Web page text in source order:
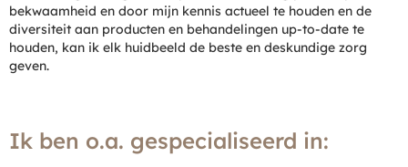
bekwaamheid en door mijn kennis actueel te houden en de
diversiteit aan producten en behandelingen up-to-date te
houden, kan ik elk huidbeeld de beste en deskundige zorg
geven.
Ik ben o.a. gespecialiseerd in: